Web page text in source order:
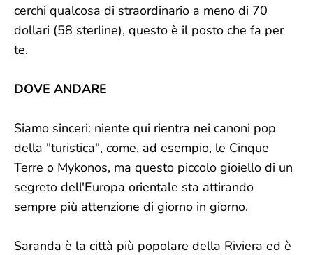
cerchi qualcosa di straordinario a meno di 70
dollari (58 sterline), questo è il posto che fa per
te.
DOVE ANDARE
Siamo sinceri: niente qui rientra nei canoni pop
della "turistica", come, ad esempio, le Cinque
Terre o Mykonos, ma questo piccolo gioiello di un
segreto dell'Europa orientale sta attirando
sempre più attenzione di giorno in giorno.
Saranda è la città più popolare della Riviera ed è